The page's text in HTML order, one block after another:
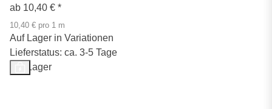
ab 10,40 € *
10,40 € pro 1 m
Auf Lager in Variationen
Lieferstatus: ca. 3-5 Tage
Auf Lager